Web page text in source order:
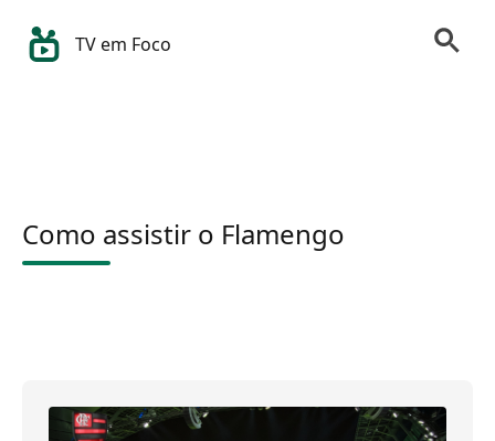
TV em Foco
Como assistir o Flamengo